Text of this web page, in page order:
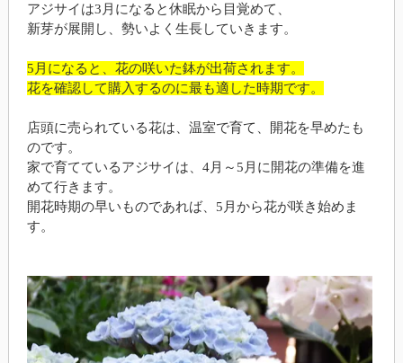
アジサイは3月になると休眠から目覚めて、
新芽が展開し、勢いよく生長していきます。
5月になると、花の咲いた鉢が出荷されます。
花を確認して購入するのに最も適した時期です。
店頭に売られている花は、温室で育て、開花を早めたも
のです。
家で育てているアジサイは、4月～5月に開花の準備を進
めて行きます。
開花時期の早いものであれば、5月から花が咲き始めま
す。